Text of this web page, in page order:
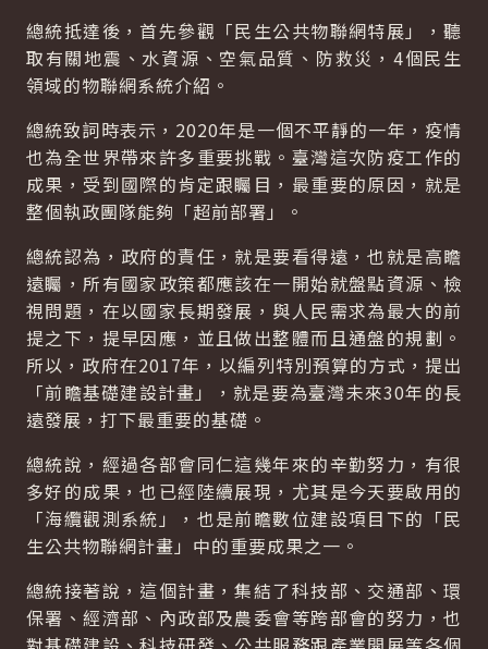
總統抵達後，首先參觀「民生公共物聯網特展」，聽
取有關地震、水資源、空氣品質、防救災，4個民生
領域的物聯網系統介紹。
總統致詞時表示，2020年是一個不平靜的一年，疫情
也為全世界帶來許多重要挑戰。臺灣這次防疫工作的
成果，受到國際的肯定跟矚目，最重要的原因，就是
整個執政團隊能夠「超前部署」。
總統認為，政府的責任，就是要看得遠，也就是高瞻
遠矚，所有國家政策都應該在一開始就盤點資源、檢
視問題，在以國家長期發展，與人民需求為最大的前
提之下，提早因應，並且做出整體而且通盤的規劃。
所以，政府在2017年，以編列特別預算的方式，提出
「前瞻基礎建設計畫」，就是要為臺灣未來30年的長
遠發展，打下最重要的基礎。
總統說，經過各部會同仁這幾年來的辛勤努力，有很
多好的成果，也已經陸續展現，尤其是今天要啟用的
「海纜觀測系統」，也是前瞻數位建設項目下的「民
生公共物聯網計畫」中的重要成果之一。
總統接著說，這個計畫，集結了科技部、交通部、環
保署、經濟部、內政部及農委會等跨部會的努力，也